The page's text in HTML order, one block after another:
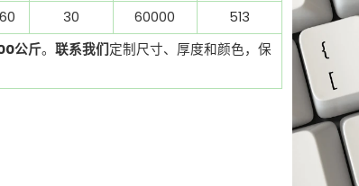
30 60000
513
公斤。 联系我们定制尺寸、厚度和颜色，保